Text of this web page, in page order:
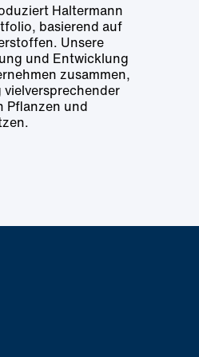
Haltermann
basierend auf
Unsere
und Entwicklung
zusammen,
Pflanzen und